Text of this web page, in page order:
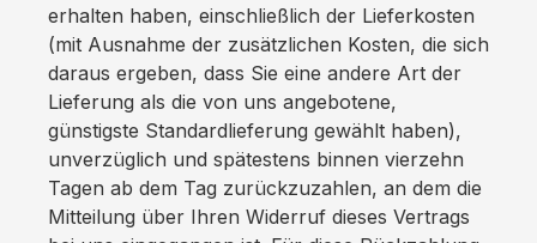
erhalten haben, einschließlich der Lieferkosten
(mit Ausnahme der zusätzlichen Kosten, die sich
daraus ergeben, dass Sie eine andere Art der
Lieferung als die von uns angebotene,
günstigste Standardlieferung gewählt haben),
unverzüglich und spätestens binnen vierzehn
Tagen ab dem Tag zurückzuzahlen, an dem die
Mitteilung über Ihren Widerruf dieses Vertrags